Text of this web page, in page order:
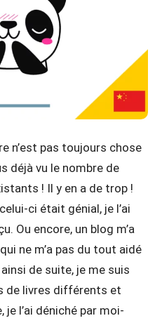
n’est pas toujours chose
déjà vu le nombre de
! Il y en a de trop !
ci était génial, je l’ai
Ou encore, un blog m’a
ne m’a pas du tout aidé
de suite, je me suis
de livres différents et
l’ai déniché par moi-